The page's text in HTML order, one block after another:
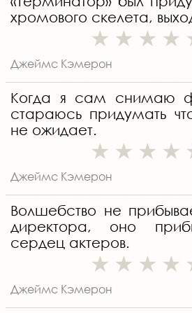
хромового скелета,
Джеймс Кэмерон
Kогда я сам снимаю
стараюсь придумать
не ожидает.
Джеймс Кэмерон
Волшебство не
директора, оно
сердец актеров.
Джеймс Кэмерон